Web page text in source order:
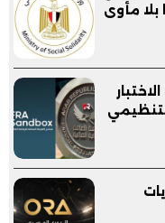
بلا مأوى